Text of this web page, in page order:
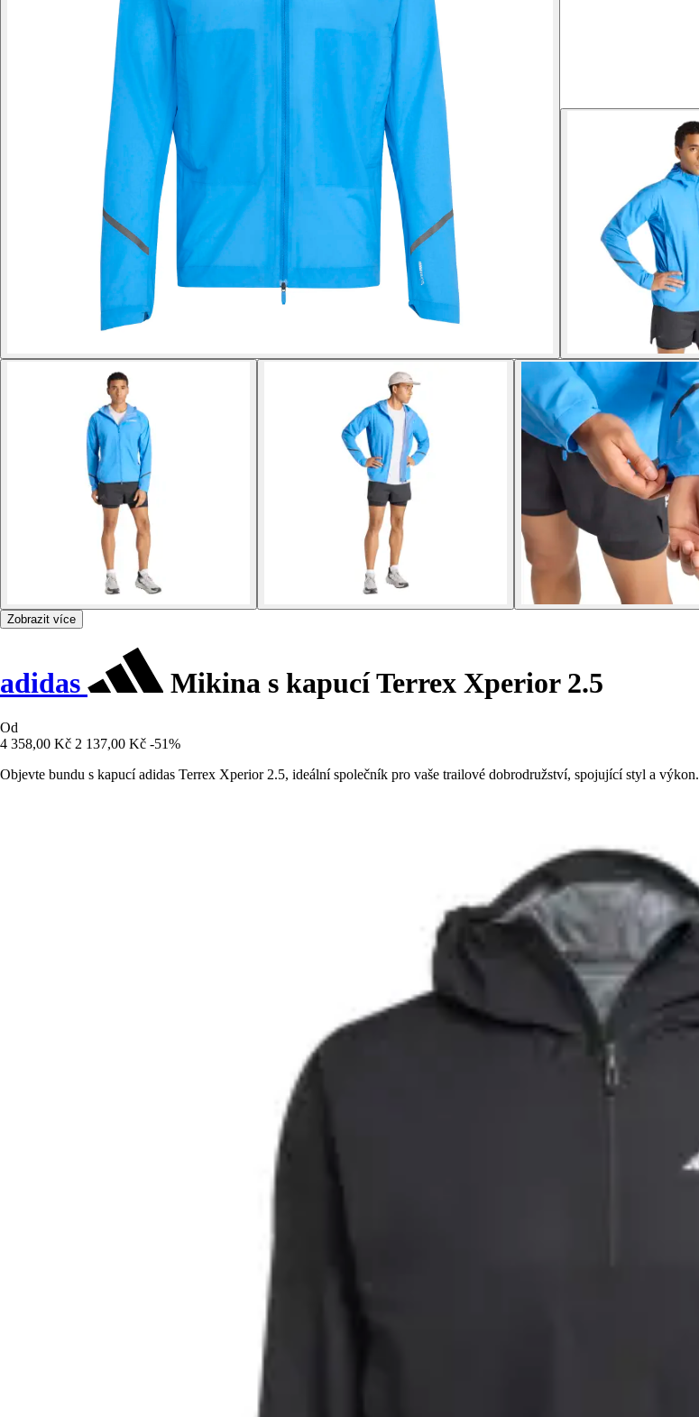
Zobrazit více
adidas Mikina s kapucí Terrex Xperior 2.5
Od
4 358,00 Kč 2 137,00 Kč -51%
Objevte bundu s kapucí adidas Terrex Xperior 2.5, ideální společník pro vaše trailové dobrodružství, spojující styl a výkon.